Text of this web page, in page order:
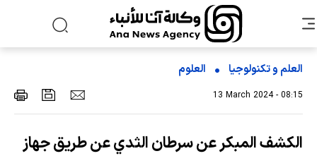
العلم و تکنولوجیا العلوم
13 March 2024 - 08:15
الكشف المبكر عن سرطان الثدي عن طريق جهاز